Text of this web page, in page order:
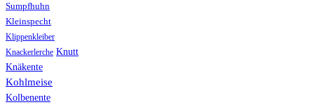
Sumpfhuhn
Kleinspecht
Klippenkleiber
Knackerlerche Knutt
Knäkente
Kohlmeise
Kolbenente